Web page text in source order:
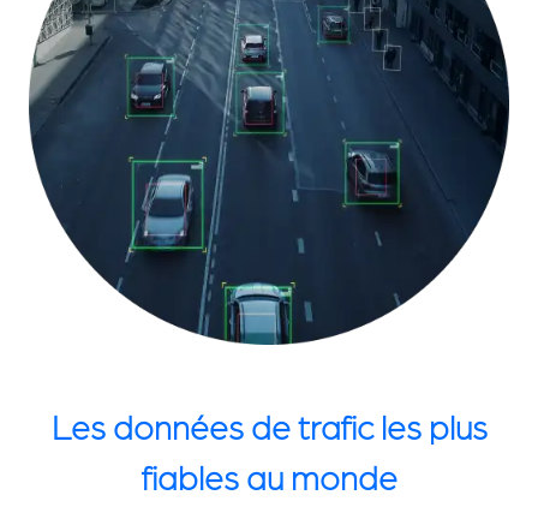
Les données de trafic les plus
fiables au monde